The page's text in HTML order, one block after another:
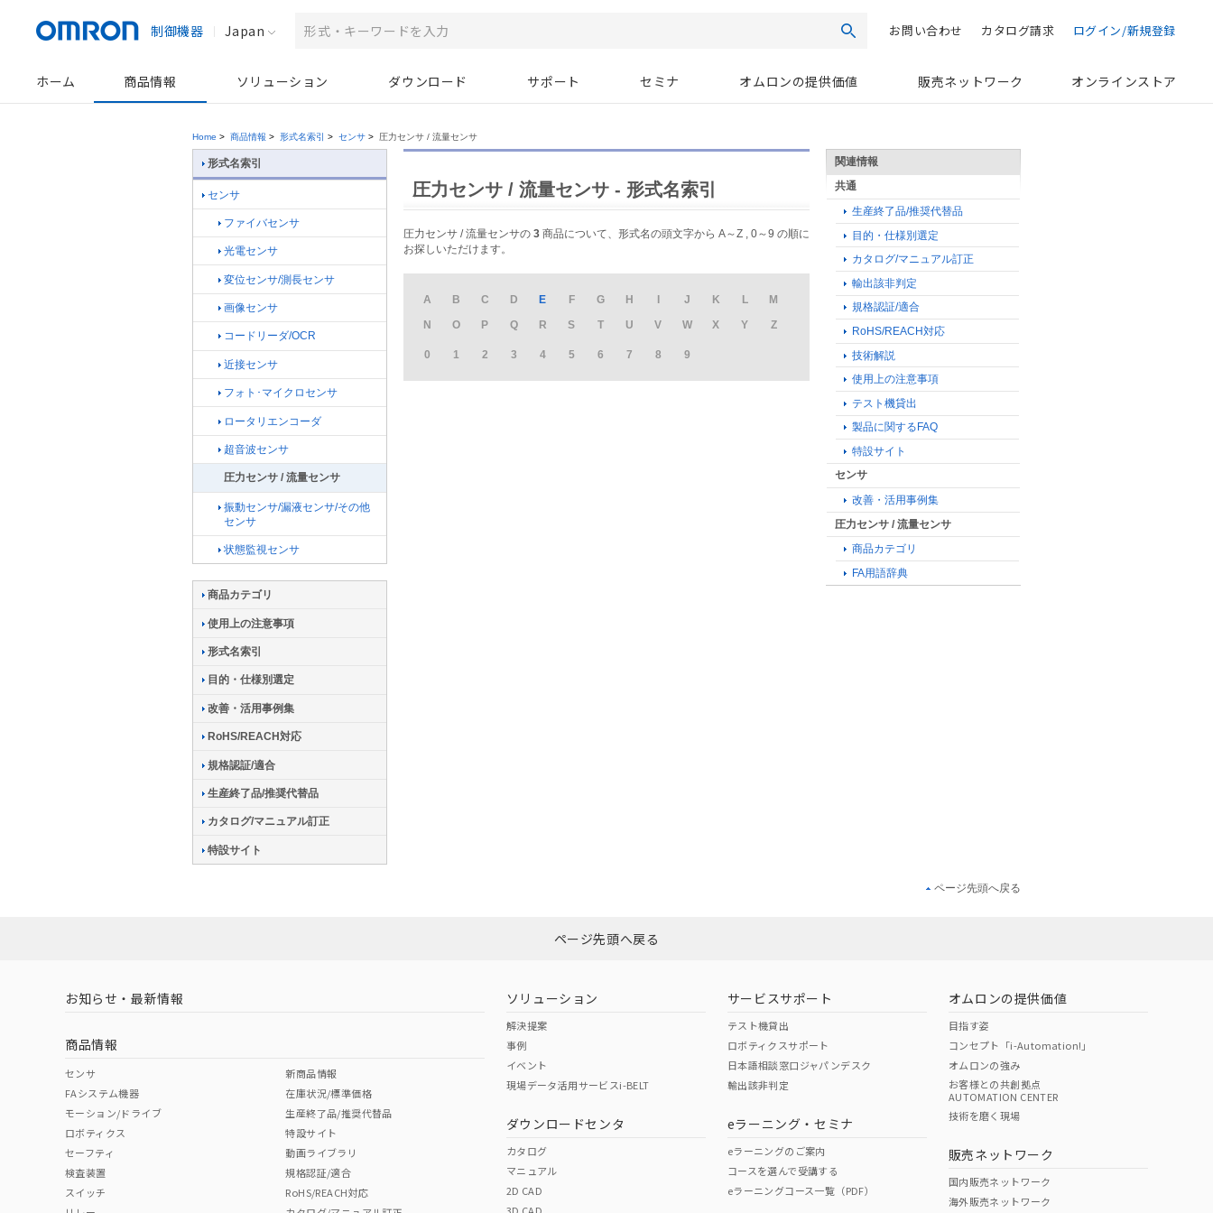
制御機器 Japan お問い合わせ カタログ請求 ログイン/新規登録
ホーム 商品情報 ソリューション ダウンロード サポート セミナ オムロンの提供価値 販売ネットワーク オンラインストア
Home > 商品情報 > 形式名索引 > センサ > 圧力センサ / 流量センサ
圧力センサ / 流量センサ - 形式名索引
圧力センサ / 流量センサの 3 商品について、形式名の頭文字から A～Z , 0～9 の順に
お探しいただけます。
A B C D E F G H I J K L
M
N
O P Q R S T U V W X Y Z
0 1 2 3 4 5 6 7 8 9
関連情報
共通
生産終了品/推奨代替品
目的・仕様別選定
カタログ/マニュアル訂正
輸出該非判定
規格認証/適合
RoHS/REACH対応
技術解説
使用上の注意事項
テスト機貸出
製品に関するFAQ
特設サイト
センサ
改善・活用事例集
圧力センサ / 流量センサ
商品カテゴリ
FA用語辞典
形式名索引
センサ
ファイバセンサ
光電センサ
変位センサ/測長センサ
画像センサ
コードリーダ/OCR
近接センサ
フォト･マイクロセンサ
ロータリエンコーダ
超音波センサ
圧力センサ / 流量センサ
振動センサ/漏液センサ/その他
センサ
状態監視センサ
商品カテゴリ
使用上の注意事項
形式名索引
目的・仕様別選定
改善・活用事例集
RoHS/REACH対応
規格認証/適合
生産終了品/推奨代替品
カタログ/マニュアル訂正
特設サイト
ページ先頭へ戻る
ページ先頭へ戻る
お知らせ・最新情報
商品情報
センサ
FAシステム機器
モーション/ドライブ
ロボティクス
セーフティ
検査装置
スイッチ
新商品情報
在庫状況/標準価格
生産終了品/推奨代替品
特設サイト
動画ライブラリ
規格認証/適合
RoHS/REACH対応
ソリューション
解決提案
事例
イベント
現場データ活用サービスi-BELT
ダウンロードセンタ
カタログ
マニュアル
2D CAD
3D CAD
サービスサポート
テスト機貸出
ロボティクスサポート
日本語相談窓口ジャパンデスク
輸出該非判定
eラーニング・セミナ
eラーニングのご案内
コースを選んで受講する
eラーニングコース一覧（PDF）
オムロンの提供価値
目指す姿
コンセプト「i-Automation!」
オムロンの強み
お客様との共創拠点
AUTOMATION CENTER
技術を磨く現場
販売ネットワーク
国内販売ネットワーク
海外販売ネットワーク